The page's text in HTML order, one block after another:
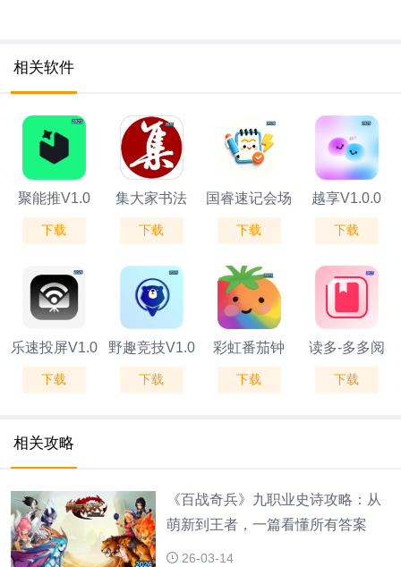
相关软件
聚能推V1.0
下载
集大家书法
V1.1.15
下载
国睿速记会场
V1.0
下载
越享V1.0.0
下载
乐速投屏V1.0
下载
野趣竞技V1.0
下载
彩虹番茄钟
V1.3
下载
读多-多多阅
读，大大成长
下载
相关攻略
《百战奇兵》九职业史诗攻略：从
萌新到王者，一篇看懂所有答案
26-03-14